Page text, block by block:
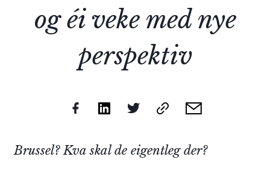
og éi veke med nye
perspektiv
Brussel? Kva skal de eigentleg der?